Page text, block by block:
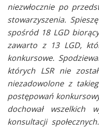
niezwłocznie po
stowarzyszenia.
spośród 18 LGD
zawarto z 13 LGD,
konkursowe.
których LSR nie
niezadowolone z
postępowań
dochował wszelkich
konsultacji